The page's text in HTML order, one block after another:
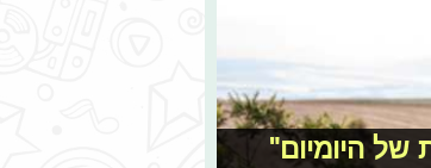
היומיום"